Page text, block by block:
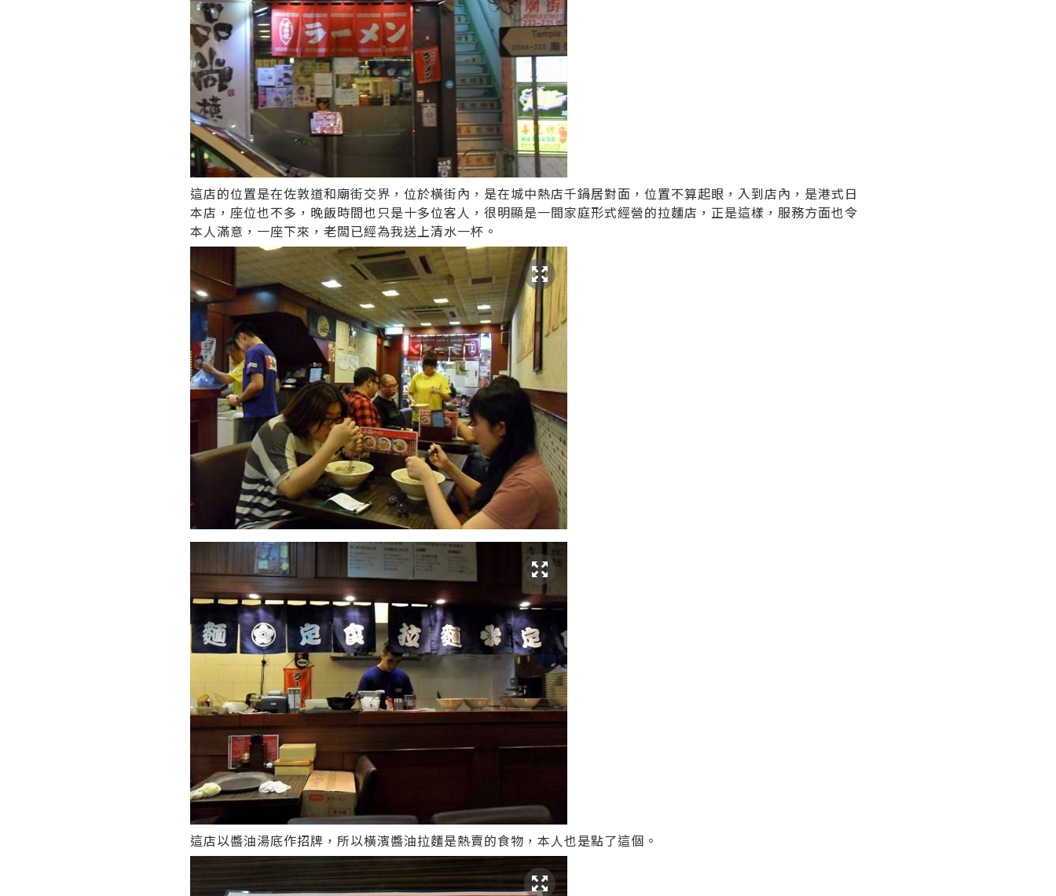
這店的位置是在佐敦道和廟街交界，位於橫街內，是在城中熱店千鍋居對面，位置不算起眼，入到店內，是港式日
本店，座位也不多，晚飯時間也只是十多位客人，很明顯是一間家庭形式經營的拉麵店，正是這樣，服務方面也令
本人滿意，一座下來，老闆已經為我送上清水一杯。
這店以醬油湯底作招牌，所以橫濱醬油拉麵是熱賣的食物，本人也是點了這個。